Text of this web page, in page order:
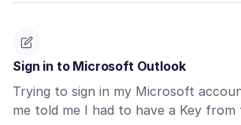
Sign in to Microsoft Outlook
Trying to sign in my Microsoft
me told me I had to have a Key